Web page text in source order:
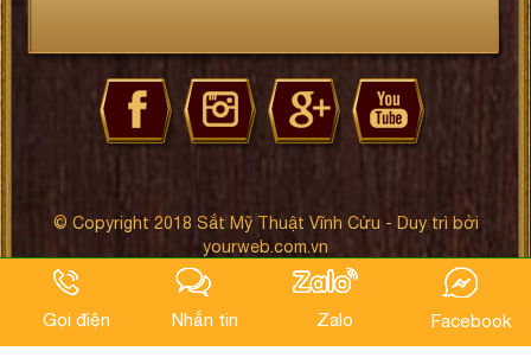
© Copyright 2018 Sắt Mỹ Thuật Vĩnh Cửu - Duy trì bởi
yourweb.com.vn
Gọi điện Nhắn tin Zalo Facebook